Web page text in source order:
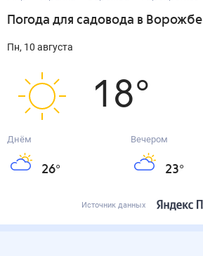
Погода для садовода в Ворожбе
пн, 10 августа
18°
Днём
26°
Вечером
23°
Источник данных